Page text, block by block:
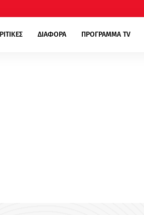
ΔΙΑΦΟΡΑ ΠΡΟΓΡΑΜΜΑ TV